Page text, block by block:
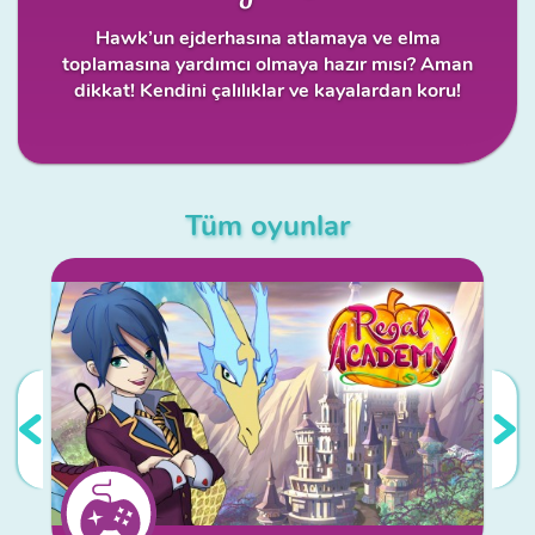
Hawk’un ejderhasına atlamaya ve elma
toplamasına yardımcı olmaya hazır mısı? Aman
dikkat! Kendini çalılıklar ve kayalardan koru!
Tüm oyunlar